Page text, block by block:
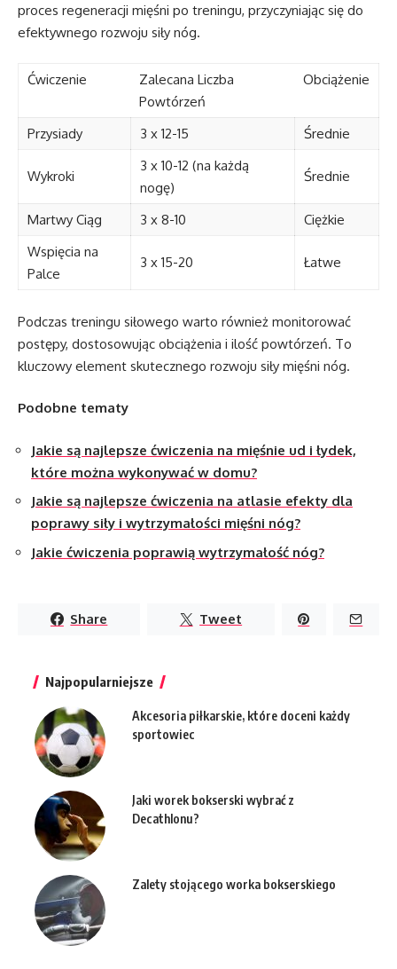
proces regeneracji mięśni po treningu, przyczyniając się do
efektywnego rozwoju siły nóg.
Ćwiczenie
Zalecana Liczba
Powtórzeń
Obciążenie
Przysiady 3 x 12-15 Średnie
Wykroki
3 x 10-12 (na każdą
nogę)
Średnie
Martwy Ciąg 3 x 8-10
Ciężkie
Wspięcia na
Palce
3 x 15-20 Łatwe
Podczas treningu siłowego warto również monitorować
postępy, dostosowując obciążenia i ilość powtórzeń. To
kluczowy element skutecznego rozwoju siły mięśni nóg.
Podobne tematy
Jakie są najlepsze ćwiczenia na mięśnie ud i łydek,
które można wykonywać w domu?
Jakie są najlepsze ćwiczenia na atlasie efekty dla
poprawy siły i wytrzymałości mięśni nóg?
Jakie ćwiczenia poprawią wytrzymałość nóg?
Share Tweet
Najpopularniejsze
Akcesoria piłkarskie, które doceni każdy
sportowiec
Jaki worek bokserski wybrać z
Decathlonu?
Zalety stojącego worka bokserskiego